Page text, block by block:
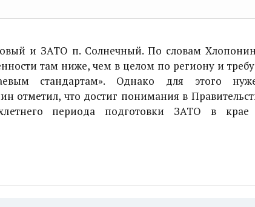
и ЗАТО п. Солнечный. По словам
там ниже, чем в целом по региону и
стандартам». Однако для этого
отметил, что достиг понимания в
периода подготовки ЗАТО в